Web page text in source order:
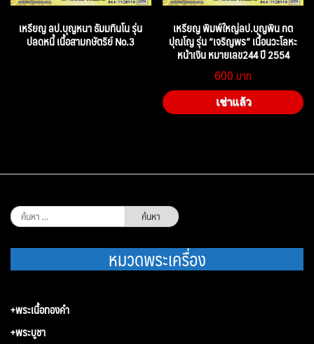
เหรียญ ลป.บุญหนา ธัมมทินโน รุ่น
ปลดหนี้ เนื้อสามกษัตริย์ No.3
เหรียญ พิมพ์ใหญ่ลป.บุญพิน กต
ปุณโญ รุ่น “เจริญพร” เนื้อนวะโลหะ
หน้าเงิน หมายเลข244 ปี 2554
600
เช่าแล้ว
ค้นหา
สำหรับ:
หมวดพระเครื่อง
+พระเนื้อทองคำ
+พระบูชา